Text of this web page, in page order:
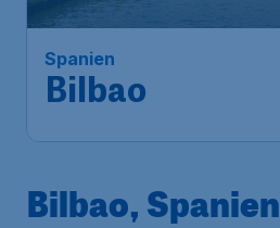
Bilbao
Bilbao, Spanien